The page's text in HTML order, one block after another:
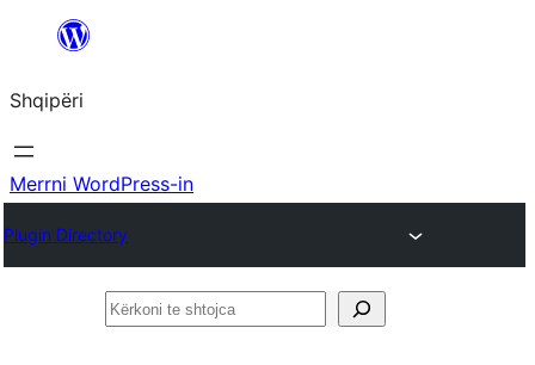
Hidhu
lënda
Shqipëri
Merrni WordPress-in
Plugin Directory
Kërkoni